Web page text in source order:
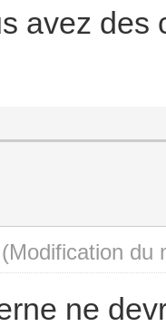
avez
(Modification du
ne